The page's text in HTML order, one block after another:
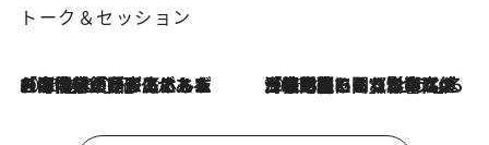
トーク＆セッション
2026.8.3
「今後値上げがあるとすれば…」「リスクがあるのは今年の冬」エネルギー専門家が語る、ホルムズ海峡封鎖が家庭にもたらす“ある心配” 2026.8.3
「住宅建てられない…」「サーチャージ料の高値が続いている」ホルムズ海峡封鎖による影響はいつまで続く？《エネルギー専門家に聞く“どうなる日本の暮らし”》